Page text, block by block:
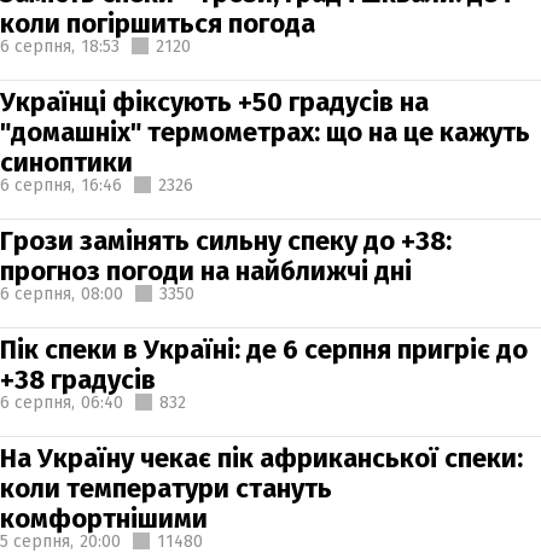
коли погіршиться погода
6 серпня, 18:53 2120
Українці фіксують +50 градусів на
"домашніх" термометрах: що на це кажуть
синоптики
6 серпня, 16:46 2326
Грози замінять сильну спеку до +38:
прогноз погоди на найближчі дні
6 серпня, 08:00 3350
Пік спеки в Україні: де 6 серпня пригріє до
+38 градусів
6 серпня, 06:40 832
На Україну чекає пік африканської спеки:
коли температури стануть
комфортнішими
5 серпня, 20:00 11480